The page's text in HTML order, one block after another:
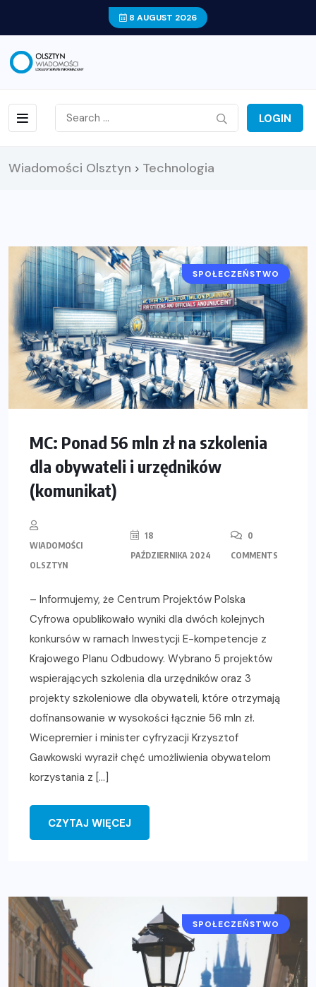
8 AUGUST 2026
LOGIN
Wiadomości Olsztyn > Technologia
SPOŁECZEŃSTWO
MC: Ponad 56 mln zł na szkolenia
dla obywateli i urzędników
(komunikat)
WIADOMOŚCI
OLSZTYN
18
PAŹDZIERNIKA 2024
0
COMMENTS
– Informujemy, że Centrum Projektów Polska
Cyfrowa opublikowało wyniki dla dwóch kolejnych
konkursów w ramach Inwestycji E-kompetencje z
Krajowego Planu Odbudowy. Wybrano 5 projektów
wspierających szkolenia dla urzędników oraz 3
projekty szkoleniowe dla obywateli, które otrzymają
dofinansowanie w wysokości łącznie 56 mln zł.
Wicepremier i minister cyfryzacji Krzysztof
Gawkowski wyraził chęć umożliwienia obywatelom
korzystania z […]
CZYTAJ WIĘCEJ
SPOŁECZEŃSTWO